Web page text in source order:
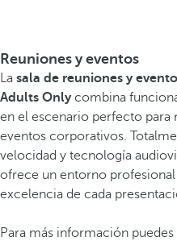
Reuniones y eventos
La sala de reuniones y
Adults Onlycombina
en el escenario perfecto para
eventos corporativos.
velocidad y tecnología
ofrece un entorno
excelencia de cada
Para más información